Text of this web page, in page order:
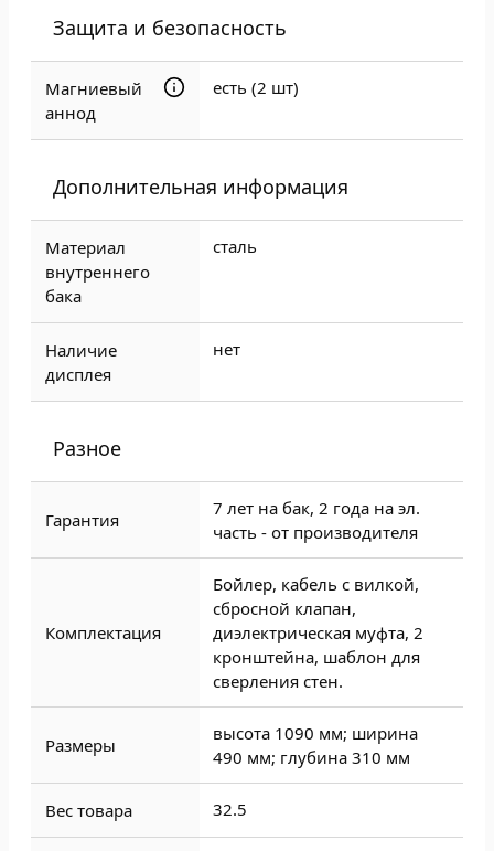
Защита и безопасность
Магниевый
аннод
есть (2 шт)
Дополнительная информация
Материал
внутреннего
бака
сталь
Наличие
дисплея
нет
Разное
Гарантия
7 лет на бак, 2 года на эл.
часть - от производителя
Комплектация
Бойлер, кабель с вилкой,
сбросной клапан,
диэлектрическая муфта, 2
кронштейна, шаблон для
сверления стен.
Размеры
высота 1090 мм; ширина
490 мм; глубина 310 мм
Вес товара 32.5